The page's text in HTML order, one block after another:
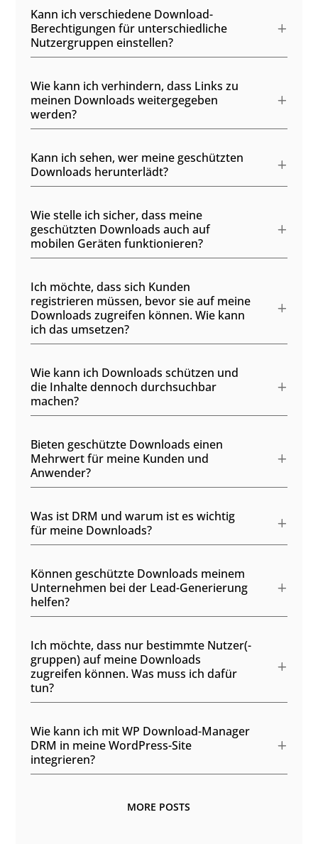
Kann ich verschiedene Download-
Berechtigungen für unterschiedliche
Nutzergruppen einstellen?
Wie kann ich verhindern, dass Links zu
meinen Downloads weitergegeben
werden?
Kann ich sehen, wer meine geschützten
Downloads herunterlädt?
Wie stelle ich sicher, dass meine
geschützten Downloads auch auf
mobilen Geräten funktionieren?
Ich möchte, dass sich Kunden
registrieren müssen, bevor sie auf meine
Downloads zugreifen können. Wie kann
ich das umsetzen?
Wie kann ich Downloads schützen und
die Inhalte dennoch durchsuchbar
machen?
Bieten geschützte Downloads einen
Mehrwert für meine Kunden und
Anwender?
Was ist DRM und warum ist es wichtig
für meine Downloads?
Können geschützte Downloads meinem
Unternehmen bei der Lead-Generierung
helfen?
Ich möchte, dass nur bestimmte Nutzer(-
gruppen) auf meine Downloads
zugreifen können. Was muss ich dafür
tun?
Wie kann ich mit WP Download-Manager
DRM in meine WordPress-Site
integrieren?
MORE POSTS